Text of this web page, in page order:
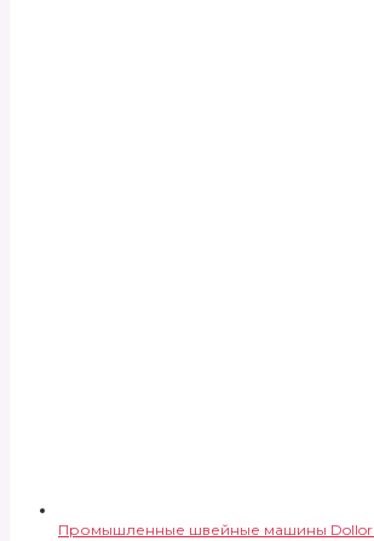
Промышленные швейные машины Dollor